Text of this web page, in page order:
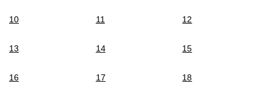
10 11 12
13 14 15
16 17 18